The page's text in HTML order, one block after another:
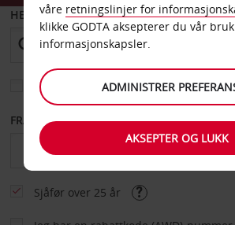
HENT FRA
Velg et annet leveringssted
FRA DATO TIL DATO
Sjåfør over 25 år
våre retningslinjer for
klikke GODTA aksepterer du vår
informasjonskapsler.
ADMINISTRER
AKSEPTER OG LUKK